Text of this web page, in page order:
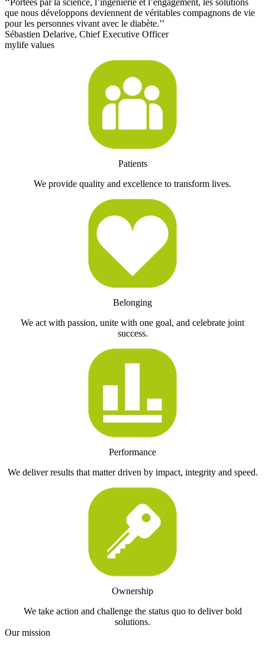
‘‘Portées par la science, l’ingénierie et l’engagement, les solutions
que nous développons deviennent de véritables compagnons de vie
pour les personnes vivant avec le diabète.’’
Sébastien Delarive, Chief Executive Officer
mylife values
Patients
We provide quality and excellence to transform lives.
Belonging
We act with passion, unite with one goal, and celebrate joint
success.
Performance
We deliver results that matter driven by impact, integrity and speed.
Ownership
We take action and challenge the status quo to deliver bold
solutions.
Our mission